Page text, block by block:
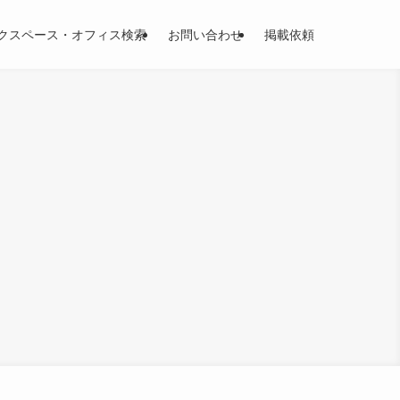
スペース・オフィス検索 お問い合わせ 掲載依頼